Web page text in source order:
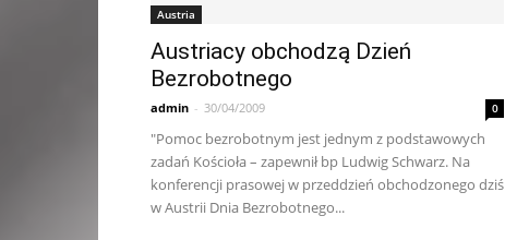
Austria
Austriacy obchodzą Dzień
Bezrobotnego
admin - 30/04/2009 0
"Pomoc bezrobotnym jest jednym z podstawowych
zadań Kościoła – zapewnił bp Ludwig Schwarz. Na
konferencji prasowej w przeddzień obchodzonego dziś
w Austrii Dnia Bezrobotnego...